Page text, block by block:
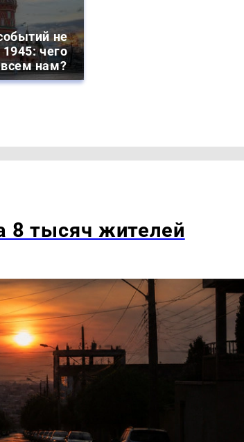
не
чего
нам?
8 тысяч жителей